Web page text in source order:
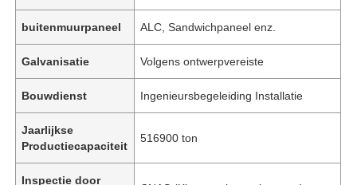
buitenmuurpaneel ALC, Sandwichpaneel enz.
Galvanisatie Volgens ontwerpvereiste
Bouwdienst Ingenieursbegeleiding Installatie
Jaarlijkse
Productiecapaciteit
516900 ton
Inspectie door